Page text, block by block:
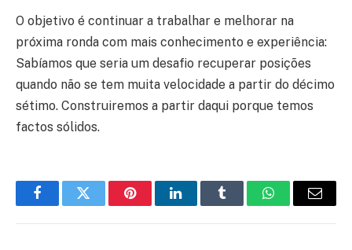
O objetivo é continuar a trabalhar e melhorar na
próxima ronda com mais conhecimento e experiência:
Sabíamos que seria um desafio recuperar posições
quando não se tem muita velocidade a partir do décimo
sétimo. Construiremos a partir daqui porque temos
factos sólidos.
FacebookTwitter PinterestLinkedInTumblr WhatsAppEmail